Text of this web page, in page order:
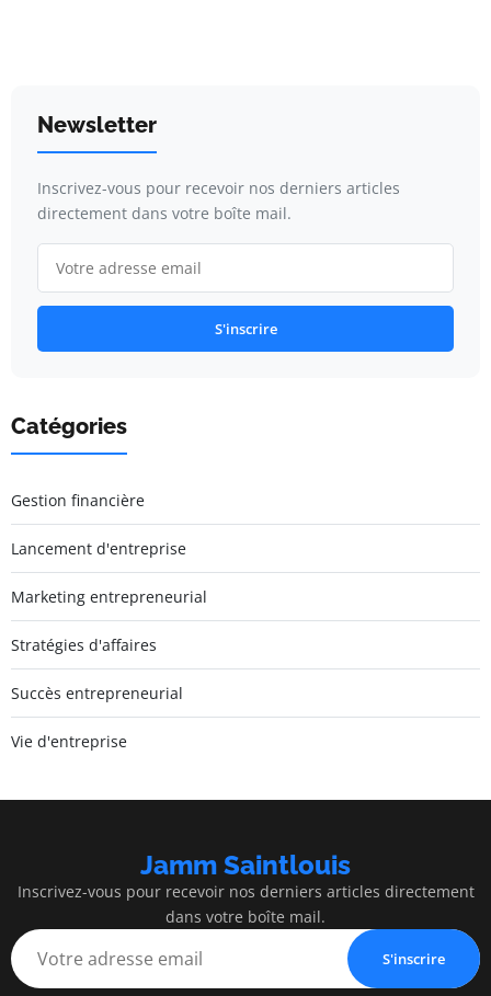
Newsletter
Inscrivez-vous pour recevoir nos derniers articles
directement dans votre boîte mail.
S'inscrire
Catégories
Gestion financière
Lancement d'entreprise
Marketing entrepreneurial
Stratégies d'affaires
Succès entrepreneurial
Vie d'entreprise
Jamm Saintlouis
Inscrivez-vous pour recevoir nos derniers articles directement
dans votre boîte mail.
S'inscrire